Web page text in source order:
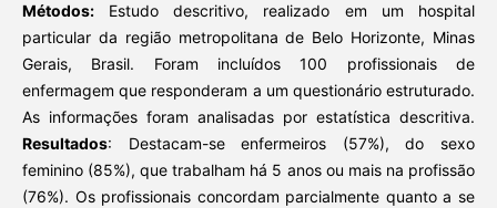
Métodos:Estudo descritivo, realizado em um hospital
particular da região metropolitana de Belo Horizonte, Minas
Gerais, Brasil. Foram incluídos 100 profissionais de
enfermagem que responderam a um questionário estruturado.
As informações foram analisadas por estatística descritiva.
Resultados: Destacam-se enfermeiros (57%), do sexo
feminino (85%), que trabalham há 5 anos ou mais na profissão
(76%). Os profissionais concordam parcialmente quanto a se